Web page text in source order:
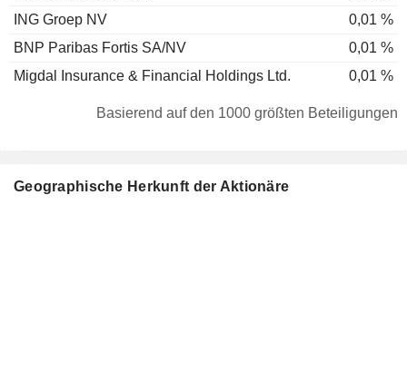
ING Groep NV
0,01 %
BNP Paribas Fortis SA/NV
0,01 %
Migdal Insurance & Financial Holdings Ltd.
0,01 %
Basierend auf den 1000 größten Beteiligungen
Geographische Herkunft der Aktionäre